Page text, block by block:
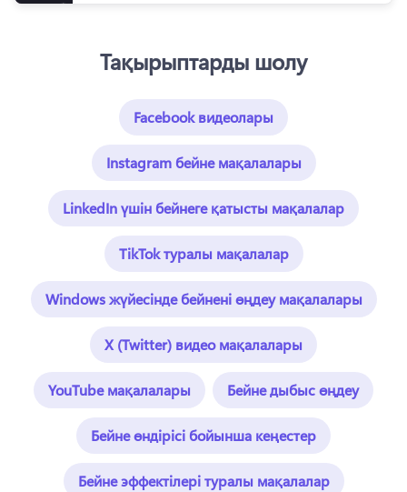
Тақырыптарды шолу
Facebook видеолары
Instagram бейне мақалалары
LinkedIn үшін бейнеге қатысты мақалалар
TikTok туралы мақалалар
Windows жүйесінде бейнені өңдеу мақалалары
X (Twitter) видео мақалалары
YouTube мақалалары Бейне дыбыс өңдеу
Бейне өндірісі бойынша кеңестер
Бейне эффектілері туралы мақалалар